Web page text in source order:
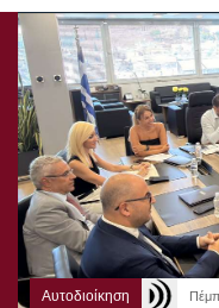
Αυτοδιοίκηση